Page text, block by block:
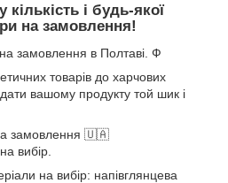
і будь-якої
на замовлення!
на замовлення в Полтаві. Ф
товарів до харчових
вашому продукту той шик і
замовлення 🇺🇦
вибір.
на вибір: напівглянцева